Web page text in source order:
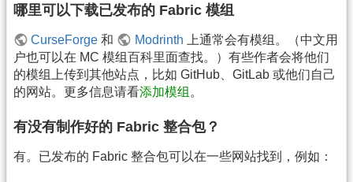
哪里可以下载已发布的 Fabric 模组
CurseForge 和 Modrinth 上通常会有模组。（中文用
户也可以在 MC 模组百科里面查找。）有些作者会将他们
的模组上传到其他站点，比如 GitHub、GitLab 或他们自己
的网站。更多信息请看添加模组 。
有没有制作好的 Fabric 整合包？
有。已发布的 Fabric 整合包可以在一些网站找到，例如：